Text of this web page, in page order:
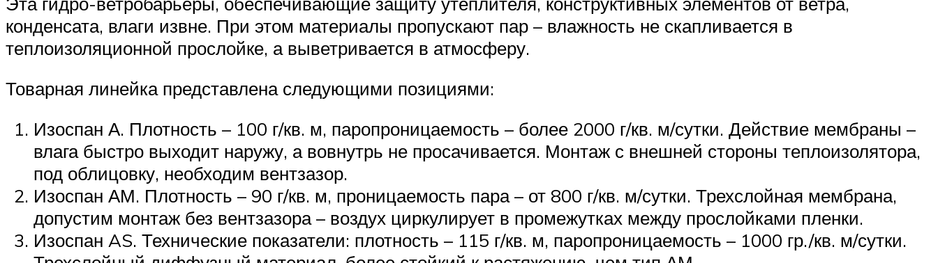
конденсата, влаги извне. При этом материалы пропускают пар – влажность не скапливается в
теплоизоляционной прослойке, а выветривается в атмосферу.
Товарная линейка представлена следующими позициями:
Изоспан А. Плотность – 100 г/кв. м, паропроницаемость – более 2000 г/кв. м/сутки. Действие мембраны –
влага быстро выходит наружу, а вовнутрь не просачивается. Монтаж с внешней стороны теплоизолятора,
под облицовку, необходим вентзазор.
Изоспан АМ. Плотность – 90 г/кв. м, проницаемость пара – от 800 г/кв. м/сутки. Трехслойная мембрана,
допустим монтаж без вентзазора – воздух циркулирует в промежутках между прослойками пленки.
Изоспан AS. Технические показатели: плотность – 115 г/кв. м, паропроницаемость – 1000 гр./кв. м/сутки.